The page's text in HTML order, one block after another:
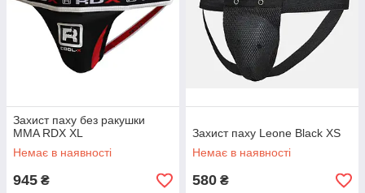
Захист паху без ракушки
MMA RDX XL
Немає в наявності
945 ₴
Захист паху Leone Black XS
Немає в наявності
580 ₴